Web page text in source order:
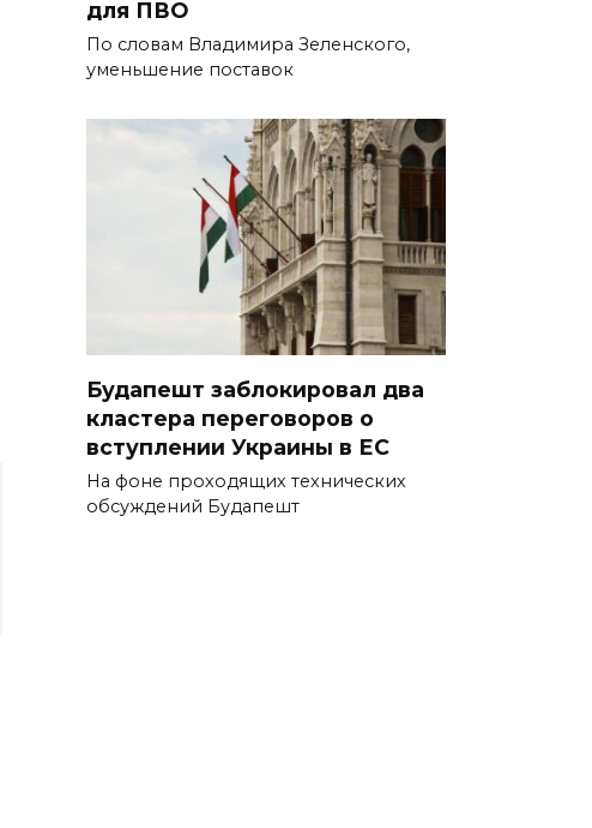
для ПВО
По словам Владимира Зеленского,
уменьшение поставок
Будапешт заблокировал два
кластера переговоров о
вступлении Украины в ЕС
На фоне проходящих технических
обсуждений Будапешт